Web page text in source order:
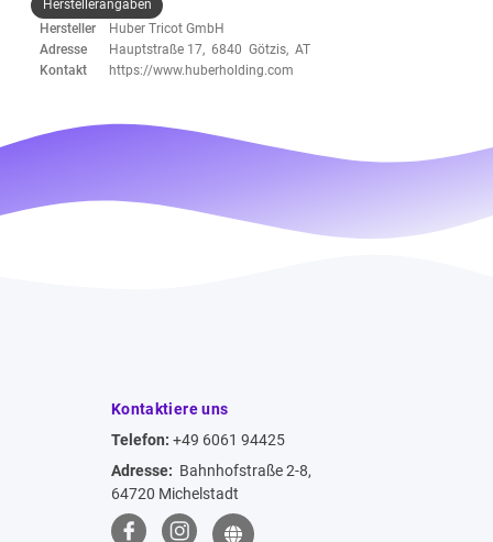
Herstellerangaben
Hersteller
Huber Tricot GmbH
Adresse
Hauptstraße 17, 6840 Götzis, AT
Kontakt
https://www.huberholding.com
Kontaktiere uns
Telefon: +49 6061 94425
Adresse: Bahnhofstraße 2-8,
64720 Michelstadt